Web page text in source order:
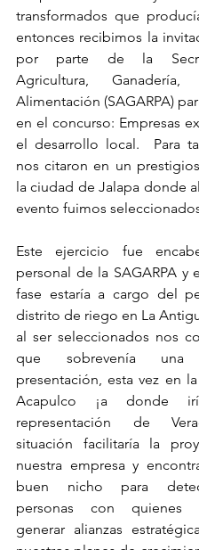
transformados que
entonces recibimos la
por parte de la
Agricultura,
Alimentación (SAGARPA)
en el concurso: Empresas
el desarrollo local.  Para
nos citaron en un
la ciudad de Jalapa donde
evento fuimos
Este ejercicio fue
personal de la SAGARPA y
fase estaría a cargo del
distrito de riego en La
al ser seleccionados nos
que sobrevenía una
presentación, esta vez en
Acapulco ¡a donde
representación de
situación facilitaría la
nuestra empresa y
buen nicho para
personas con quienes
generar alianzas